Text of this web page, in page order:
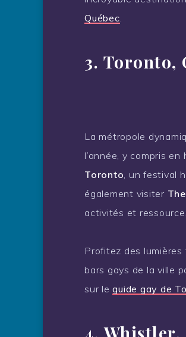
Québec
3. Toronto,
La métropole
l’année, y compris
Toronto , un festival
également visiter
activités et
Profitez des lumières
bars gays de la ville
sur leguide gay de